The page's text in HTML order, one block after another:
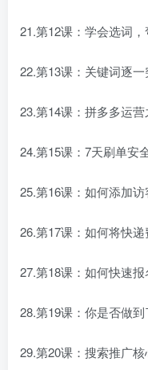
21.第12课：学会选词
22.第13课：关键词逐
23.第14课：拼多多运
24.第15课：7天刷单安
25.第16课：如何添加
26.第17课：如何将快
27.第18课：如何快速
28.第19课：你是否做
29.第20课：搜索推广